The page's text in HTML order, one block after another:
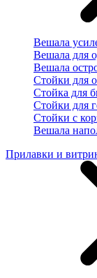
Вешала
Вешала для
Вешала
Стойки для
Стойка для
Стойки для
Стойки с
Вешала
Прилавки и